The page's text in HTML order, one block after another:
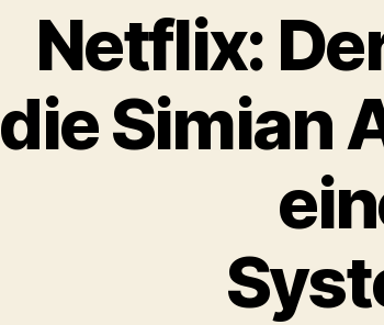
Netflix:
die Simian